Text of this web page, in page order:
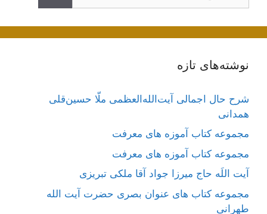
نوشته‌های تازه
شرح حال اجمالی آیت‌الله‌العظمی ملّا حسین‌قلی
همدانی
مجموعه کتاب آموزه های معرفت
مجموعه کتاب آموزه های معرفت
آیت اللَه حاج میرزا جواد آقا ملکی تبریزی
مجموعه کتاب های عنوان بصری حضرت آیت الله
طهرانی